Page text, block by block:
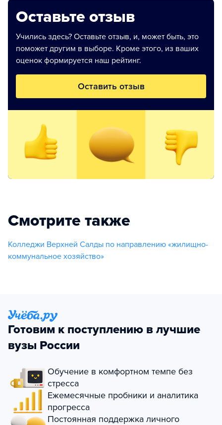
Оставьте отзыв
Учились здесь? Оставьте отзыв, и, может быть, это
поможет другим в выборе. Кроме этого, из ваших
оценок формируется наш рейтинг.
Оставить отзыв
Смотрите также
Колледжи Верхней Салды по направлению «жилищно-
коммунальное хозяйство»
Готовим к поступлению в лучшие
вузы России
Обучение в комфортном темпе без
стресса
Ежемесячные пробники и аналитика
прогресса
Постоянная поддержка личного